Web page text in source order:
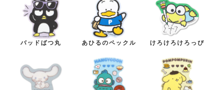
バッドばつ丸 あひるのペックル けろけろけろっぴ